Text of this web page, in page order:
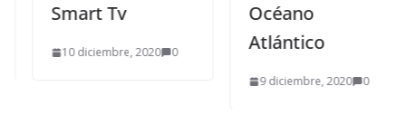
Smart Tv
10 diciembre, 2020 0
Océano
Atlántico
9 diciembre, 2020 0